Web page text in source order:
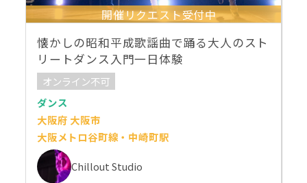
開催リクエスト受付中
懐かしの昭和平成歌謡曲で踊る大人のスト
リートダンス入門一日体験
オンライン不可
ダンス
大阪府 大阪市
大阪メトロ谷町線・中崎町駅
Chillout Studio